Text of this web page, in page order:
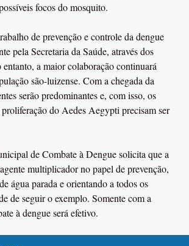
focos do mosquito.
de prevenção e controle da dengue
pela Secretaria da Saúde, através dos
a maior colaboração continuará
são-luizense. Com a chegada da
serão predominantes e, com isso, os
do Aedes Aegypti precisam ser
de Combate à Dengue solicita que a
multiplicador no papel de prevenção,
água parada e orientando a todos os
de seguir o exemplo. Somente com a
à dengue será efetivo.